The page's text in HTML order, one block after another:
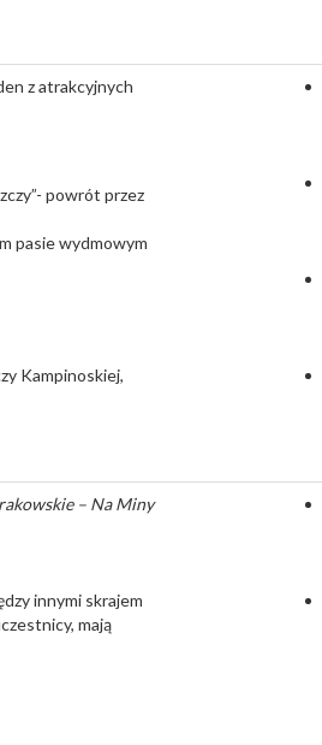
z atrakcyjnych
powrót przez
pasie wydmowym
Kampinoskiej,
– Na Miny
innymi skrajem
mają